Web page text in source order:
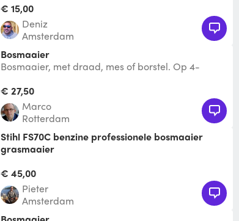
€ 15,00
Deniz
Amsterdam
Bosmaaier
Bosmaaier, met draad, mes of borstel. Op 4-
jerry
€ 27,50
Marco
Rotterdam
Stihl FS70C benzine professionele bosmaaier
grasmaaier
kantenmaaier met rechte steel. Met ErgoStart,
eronomisc
€ 45,00
Pieter
Amsterdam